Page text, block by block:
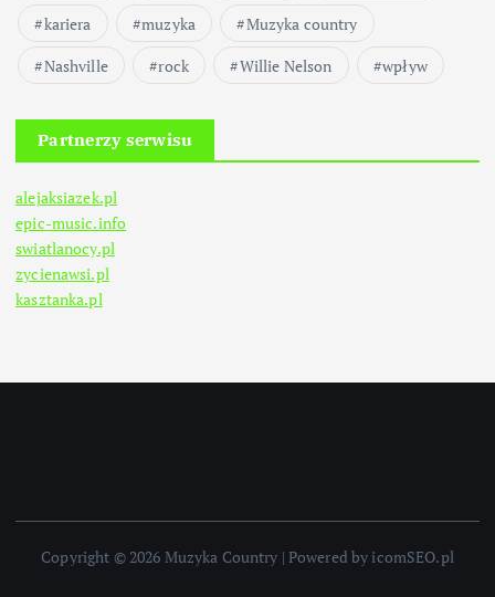
kariera
muzyka
Muzyka country
Nashville
rock Willie Nelson wpływ
Partnerzy serwisu
alejaksiazek.pl
epic-music.info
swiatlanocy.pl
zycienawsi.pl
kasztanka.pl
Copyright © 2026 Muzyka Country | Powered by icomSEO.pl